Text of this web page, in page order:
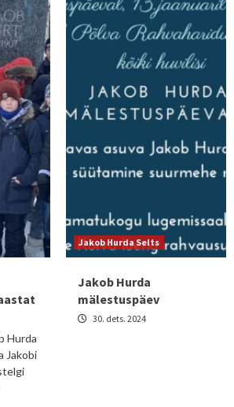
Hurda
Jakobi
Jakob Hurda Selts
Jakob Hurda
mälestuspäev
30. dets. 2024